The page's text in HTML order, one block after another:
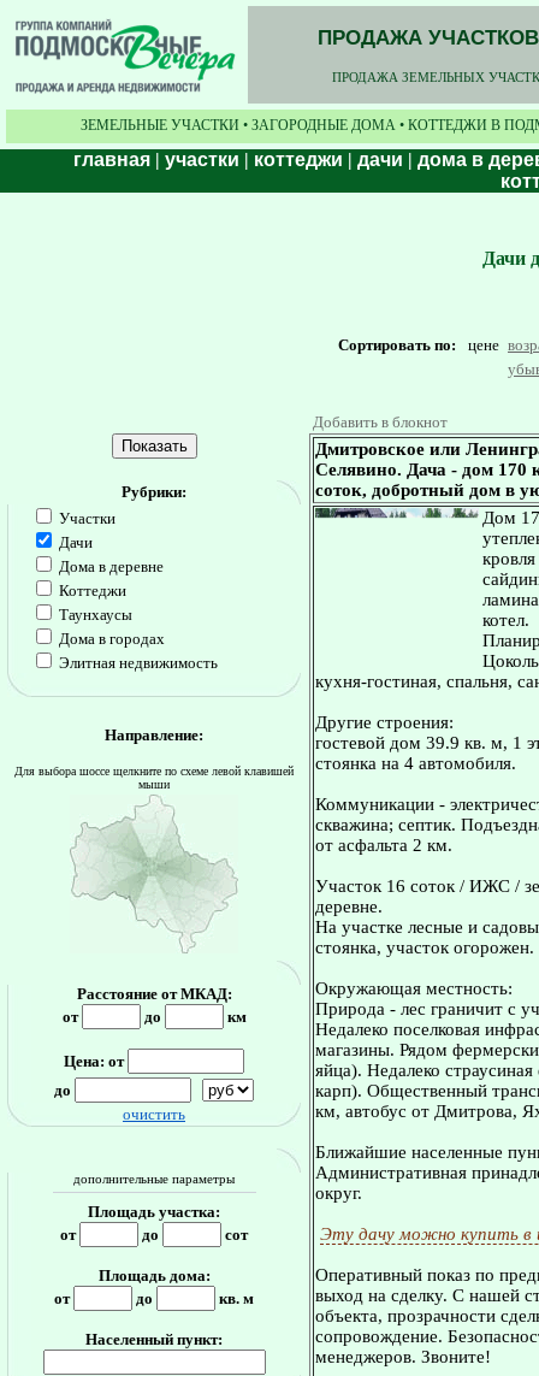
ПРОДАЖА
ПРОДАЖА ЗЕМЕЛЬНЫХ
ЗЕМЕЛЬНЫЕ УЧАСТКИ • ЗАГОРОДНЫЕ ДОМА • КОТТЕДЖИ В
главная | участки | коттеджи | дачи | дома в
Дачи
Сортировать по: цене
Рубрики:
Участки
Дачи
Дома в деревне
Коттеджи
Таунхаусы
Дома в городах
Элитная недвижимость
Направление:
Для выбора шоссе щелкните по схеме левой клавишей
мыши
Расстояние от МКАД:
от
до км
Цена: от
до
очистить
дополнительные параметры
Площадь участка:
от
до сот
Площадь дома:
от
до кв. м
Населенный пункт:
Добавить в блокнот
Дмитровское или
Селявино. Дача - дом 170
соток, добротный дом в
Дом
котел.
кухня-гостиная, спальня,
Другие строения:
гостевой дом 39.9 кв. м, 1
стоянка на 4 автомобиля.
Коммуникации -
скважина; септик.
от асфальта 2 км.
Участок 16 соток / ИЖС /
деревне.
На участке лесные и
стоянка, участок огорожен.
Окружающая местность:
Природа - лес граничит с
Недалеко поселковая
магазины. Рядом
яйца). Недалеко
карп). Общественный
км, автобус от Дмитрова,
Ближайшие населенные
Административная
округ.
Эту дачу можно купить в
Оперативный показ по
выход на сделку. С нашей
объекта, прозрачности
сопровождение.
менеджеров. Звоните!